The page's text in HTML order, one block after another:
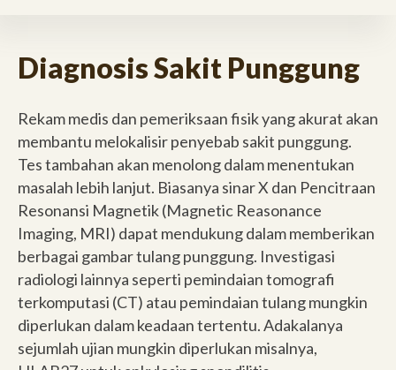
Diagnosis Sakit Punggung
Rekam medis dan pemeriksaan fisik yang akurat akan
membantu melokalisir penyebab sakit punggung.
Tes tambahan akan menolong dalam menentukan
masalah lebih lanjut. Biasanya sinar X dan Pencitraan
Resonansi Magnetik (Magnetic Reasonance
Imaging, MRI) dapat mendukung dalam memberikan
berbagai gambar tulang punggung. Investigasi
radiologi lainnya seperti pemindaian tomografi
terkomputasi (CT) atau pemindaian tulang mungkin
diperlukan dalam keadaan tertentu. Adakalanya
sejumlah ujian mungkin diperlukan misalnya,